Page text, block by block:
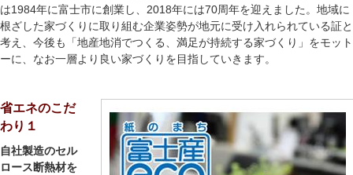
は1984年に富士市に創業し、2018年には70周年を迎えました。地域に
根ざした家づくりに取り組む企業姿勢が地元に受け入れられている証と
考え、今後も「地産地消でつくる、満足が持続する家づくり」をモット
ーに、なお一層より良い家づくりを目指していきます。
省エネのこだ
わり１
自社製造のセル
ロース断熱材を